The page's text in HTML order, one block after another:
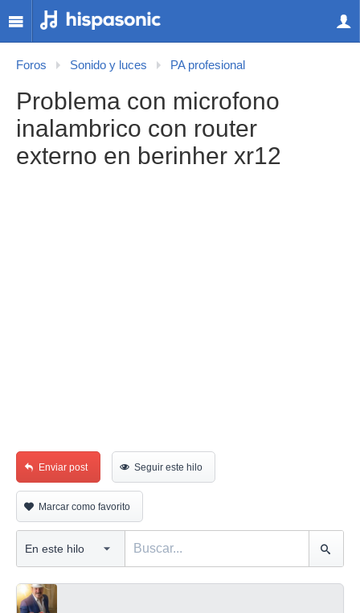
Foros Sonido y luces PA profesional
Problema con microfono
inalambrico con router
externo en berinher xr12
Enviar post Seguir este hilo
Marcar como favorito